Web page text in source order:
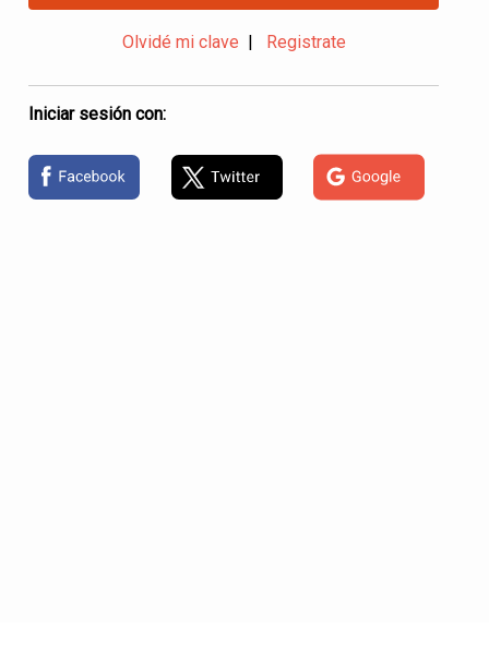
Olvidé mi clave Registrate
Iniciar sesión con: